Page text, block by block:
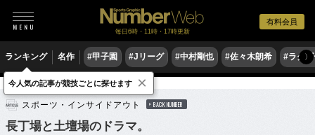
有料会員
毎日6時・11時・17時更新
ランキング 名作 #甲子園 #Jリーグ #中村剛也 #佐々木朗希 #ラグ〉
野球 MLB
スポーツ・インサイドアウト BACK NUMBER
長丁場と土壇場のドラマ。
今人気の記事が競技ごとに探せます ×